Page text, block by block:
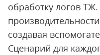
обработку логов
создавая
Сценарий для